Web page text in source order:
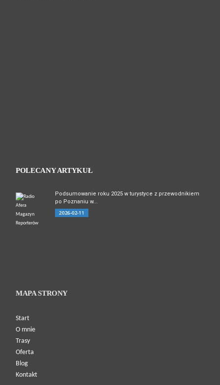
POLECANY ARTYKUŁ
Podsumowanie roku 2025 w turystyce z przewodnikiem
po Poznaniu w...
2026-02-11
MAPA STRONY
Start
O mnie
Trasy
Oferta
Blog
Kontakt